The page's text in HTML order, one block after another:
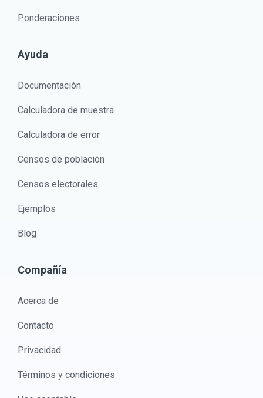
Ponderaciones
Ayuda
Documentación
Calculadora de muestra
Calculadora de error
Censos de población
Censos electorales
Ejemplos
Blog
Compañía
Acerca de
Contacto
Privacidad
Términos y condiciones